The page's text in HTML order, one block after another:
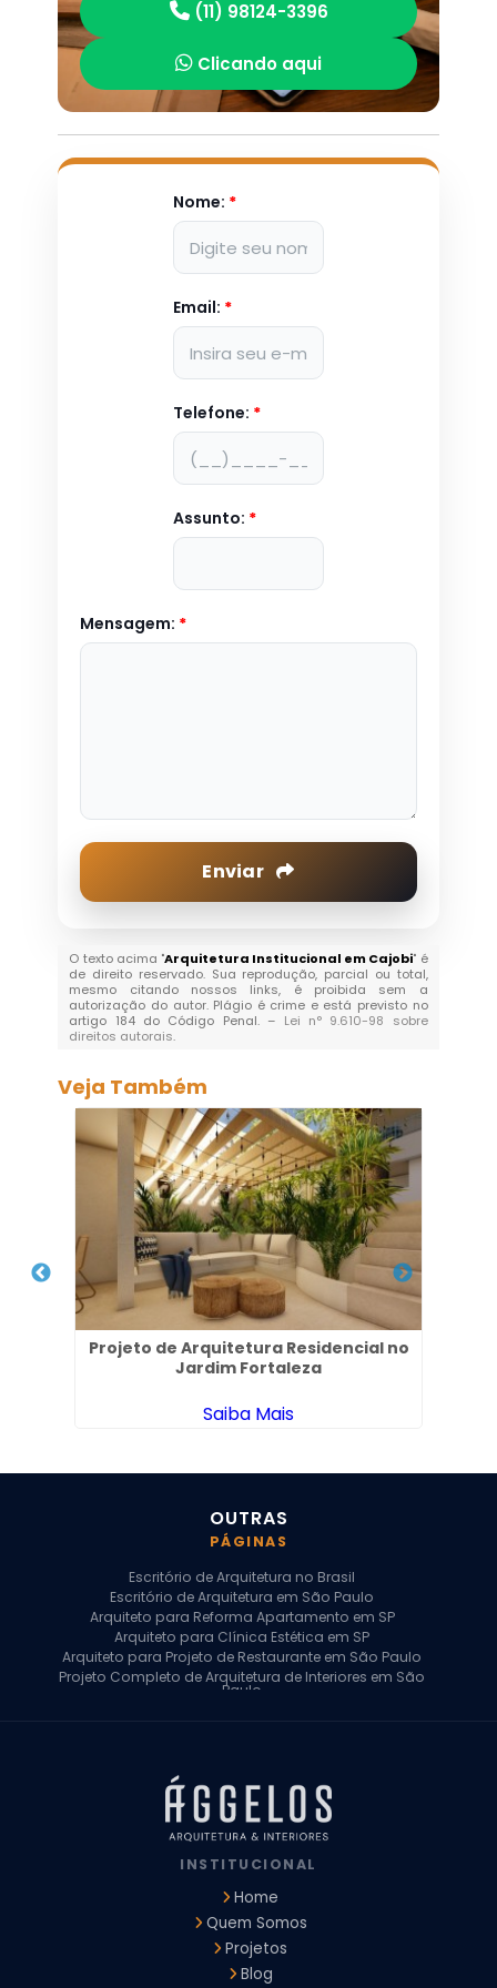
(11) 98124-3396
Clicando aqui
Nome: *
Email: *
Telefone: *
Assunto: *
Mensagem: *
Enviar
O texto acima "Arquitetura Institucional em Cajobi" é
de direito reservado. Sua reprodução, parcial ou total,
mesmo citando nossos links, é proibida sem a
autorização do autor. Plágio é crime e está previsto no
artigo 184 do Código Penal. – Lei n° 9.610-98 sobre
direitos autorais.
Veja Também
Projeto de Arquitetura Residencial no
Jardim Fortaleza
Saiba Mais
OUTRAS
PÁGINAS
Escritório de Arquitetura no Brasil
Escritório de Arquitetura em São Paulo
Arquiteto para Reforma Apartamento em SP
Arquiteto para Clínica Estética em SP
Arquiteto para Projeto de Restaurante em São Paulo
Projeto Completo de Arquitetura de Interiores em São
Paulo
Arquiteto para Projeto Comercial em São Paulo
Arquiteto Comercial
Arquiteto para Reforma de Apartamento
Arquiteto para Reforma Residencial
Arquitetura para Reforma de Casas
Design de Interiores Apartamentos
Design de Interiores Residencial
Empresa de Arquitetura e Design
Empresas de Arquitetura e Design de Interiores
INSTITUCIONAL
Home
Quem Somos
Projetos
Blog